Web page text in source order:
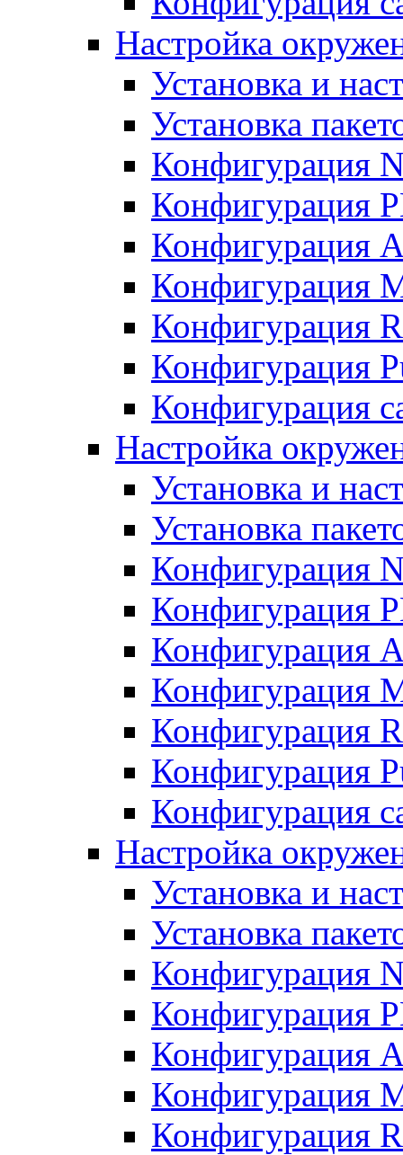
Настройка
Установка и
Установка
Конфигурация
Конфигурация
Конфигурация
Конфигурация
Конфигурация
Конфигурация
Конфигурация
Настройка
Установка и
Установка
Конфигурация
Конфигурация
Конфигурация
Конфигурация
Конфигурация
Конфигурация
Конфигурация
Настройка
Установка и
Установка
Конфигурация
Конфигурация
Конфигурация
Конфигурация
Конфигурация